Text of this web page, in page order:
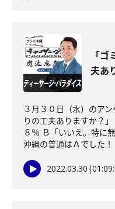
「
夫あ
３月３０日（水）のア
りの工夫ありますか
８％ Ｂ「いいえ。特に
沖縄の普通はＡでした！
2022.03.30 |